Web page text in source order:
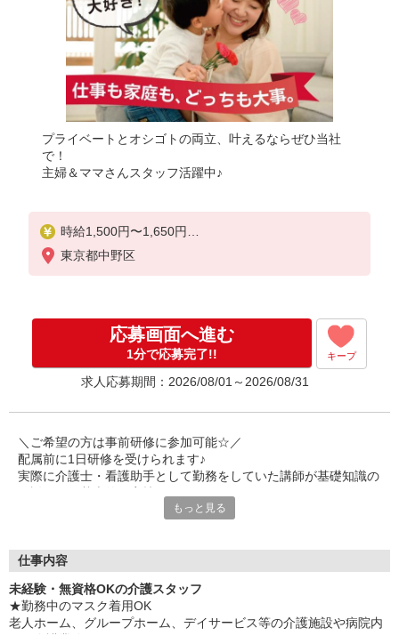
プライベートとオシゴトの両立、叶えるならぜひ当社
で！
主婦＆ママさんスタッフ活躍中♪
時給1,500円〜1,650円
★週払いOK（規定あり）
東京都中野区
応募画面へ進む
1分で応募完了!! キープ
求人応募期間：2026/08/01～2026/08/31
＼ご希望の方は事前研修に参加可能☆／
配属前に1日研修を受けられます♪
実際に介護士・看護助手として勤務をしていた講師が基礎知識の
※時給：1,226円＋交通費（規定あり）支給あり
12-14）
≪主婦さん・ママさんに大好評≫
◎土日は休みたい
◎ブランク明けだから日数少なめで
もっと見る
仕事内容
未経験・無資格OKの介護スタッフ
★勤務中のマスク着用OK
老人ホーム、グループホーム、デイサービス等の介護施設や病院内